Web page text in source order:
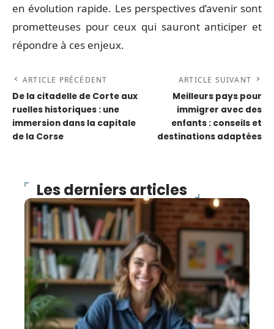
en évolution rapide. Les perspectives d’avenir sont
prometteuses pour ceux qui sauront anticiper et
répondre à ces enjeux.
ARTICLE PRÉCÉDENT
De la citadelle de Corte aux
ruelles historiques : une
immersion dans la capitale
de la Corse
ARTICLE SUIVANT
Meilleurs pays pour
immigrer avec des
enfants : conseils et
destinations adaptées
Les derniers articles